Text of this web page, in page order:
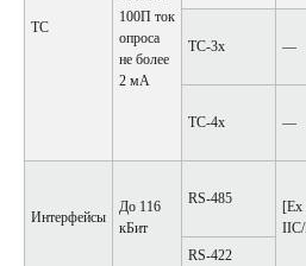
ТС
100П ток
опроса
не более
2 мА
ТС-3х —
ТС-4х —
Интерфейсы
До 116
кБит
RS-485
[Ex
RS-422